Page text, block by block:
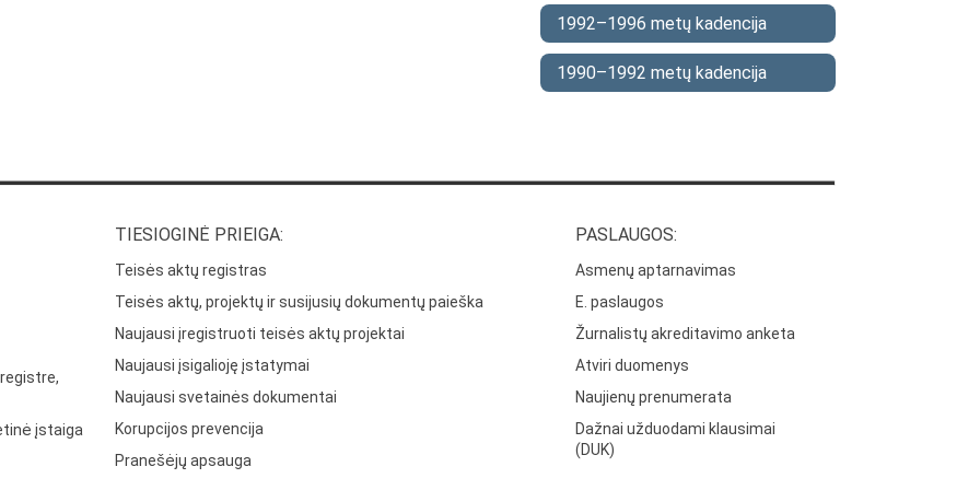
1992–1996 metų kadencija
1990–1992 metų kadencija
įstaiga
TIESIOGINĖ PRIEIGA:
Teisės aktų registras
Teisės aktų, projektų ir susijusių dokumentų paieška
Naujausi įregistruoti teisės aktų projektai
Naujausi įsigalioję įstatymai
Naujausi svetainės dokumentai
Korupcijos prevencija
Pranešėjų apsauga
PASLAUGOS:
Asmenų aptarnavimas
E. paslaugos
Žurnalistų akreditavimo anketa
Atviri duomenys
Naujienų prenumerata
Dažnai užduodami klausimai
(DUK)